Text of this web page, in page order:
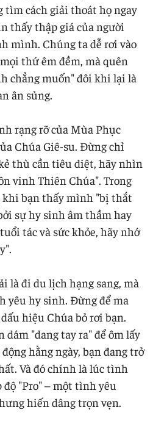
tìm cách giải thoát họ ngay
thấy thập giá của người
mình. Chúng ta dễ rơi vào
thứ êm đềm, mà quên
chẳng muốn" đôi khi lại là
ân sủng.
rạng rỡ của Mùa Phục
Chúa Giê-su. Đừng chỉ
thù cần tiêu diệt, hãy nhìn
vinh Thiên Chúa". Trong
bạn thấy mình "bị thắt
sự hy sinh âm thầm hay
tác và sức khỏe, hãy nhớ
là đi du lịch hạng sang, mà
yêu hy sinh. Đừng để ma
hiệu Chúa bỏ rơi bạn.
"dang tay ra" để ôm lấy
hằng ngày, bạn đang trở
Và đó chính là lúc tình
độ "Pro" – một tình yêu
hiến dâng trọn vẹn.